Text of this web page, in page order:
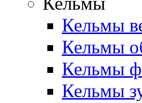
Кельмы
Кельмы
Кельмы
Кельмы